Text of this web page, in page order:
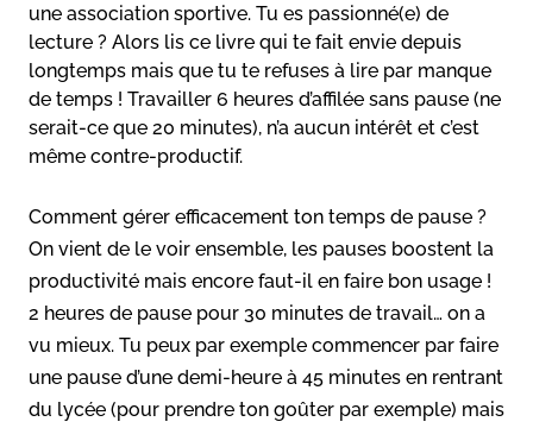
une association sportive. Tu es passionné(e) de
lecture ? Alors lis ce livre qui te fait envie depuis
longtemps mais que tu te refuses à lire par manque
de temps ! Travailler 6 heures d’affilée sans pause (ne
serait-ce que 20 minutes), n’a aucun intérêt et c’est
même contre-productif.
Comment gérer efficacement ton temps de pause ?
On vient de le voir ensemble, les pauses boostent la
productivité mais encore faut-il en faire bon usage !
2 heures de pause pour 30 minutes de travail… on a
vu mieux. Tu peux par exemple commencer par faire
une pause d’une demi-heure à 45 minutes en rentrant
du lycée (pour prendre ton goûter par exemple) mais